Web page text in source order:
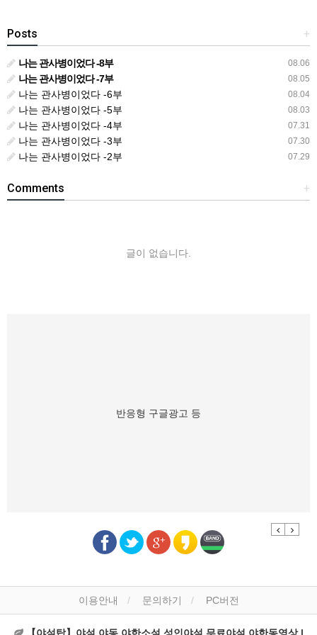
+
Posts
08.06
나는 관사병이었다 -8부
08.05
나는 관사병이었다 -7부
08.04
나는 관사병이었다 -6부
08.03
나는 관사병이었다 -5부
07.31
나는 관사병이었다 -4부
07.30
나는 관사병이었다 -3부
07.29
나는 관사병이었다 -2부
+
Comments
글이 없습니다.
반응형 구글광고 등
Previous
Next
이용안내 문의하기 PC버전